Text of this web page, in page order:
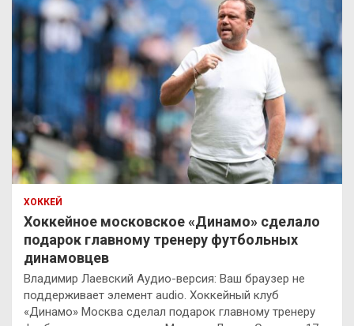
ХОККЕЙ
Хоккейное московское «Динамо» сделало
подарок главному тренеру футбольных
динамовцев
Владимир Лаевский Аудио-версия: Ваш браузер не
поддерживает элемент audio. Хоккейный клуб
«Динамо» Москва сделал подарок главному тренеру